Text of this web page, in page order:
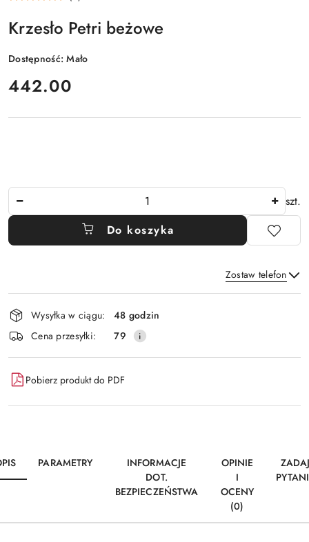
Krzesło Petri beżowe
Dostępność:Mało
cena:
442.00
szt.
Do koszyka
Zostaw telefon
Wyślij
Dostępność
i
dostawa
Wysyłka w ciągu:
48 godzin
Cena przesyłki:
79
Pobierz produkt do PDF
PARAMETRY
INFORMACJE
DOT.
BEZPIECZEŃSTWA
OPINIE
I
OCENY
(0)